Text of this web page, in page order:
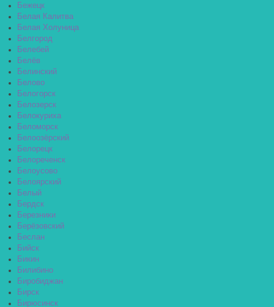
Бежецк
Белая Калитва
Белая Холуница
Белгород
Белебей
Белёв
Белинский
Белово
Белогорск
Белозерск
Белокуриха
Беломорск
Белоозёрский
Белорецк
Белореченск
Белоусово
Белоярский
Белый
Бердск
Березники
Берёзовский
Беслан
Бийск
Бикин
Билибино
Биробиджан
Бирск
Бирюсинск